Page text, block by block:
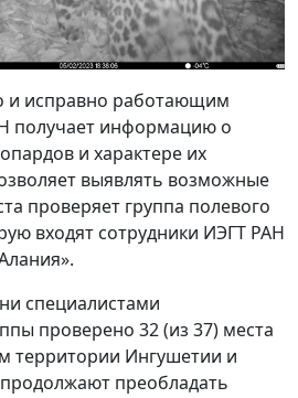
и исправно работающим
получает информацию о
и характере их
выявлять возможные
проверяет группа полевого
входят сотрудники ИЭГТ РАН
специалистами
проверено 32 (из 37) места
территории Ингушетии и
преобладать